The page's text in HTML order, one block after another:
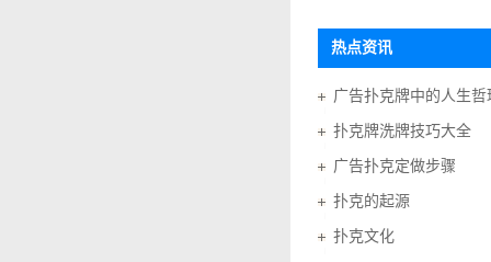
热点资讯
广告扑克牌中的人生哲
扑克牌洗牌技巧大全
广告扑克定做步骤
扑克的起源
扑克文化